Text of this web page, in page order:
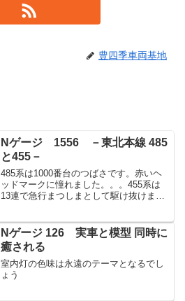
豊四季車両基地
Nゲージ 1556 －東北本線 485
と455－
485系は1000番台のつばさです。赤いヘ
ッドマークに憧れました。。。455系は
13連で急行まつしまとして駆け抜けま
Nゲージ 126 実車と模型 同時に
癒される
室内灯の色味は永遠のテーマとなるでし
ょう